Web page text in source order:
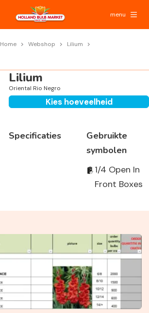
menu
Home Webshop
Lilium
Lilium
Oriental Rio Negro
Kies hoeveelheid
Specificaties
Gebruikte
symbolen
1/4 Open In
Front Boxes